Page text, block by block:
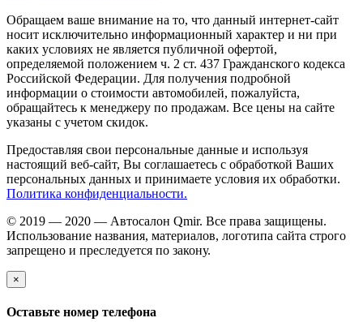
Обращаем ваше внимание на то, что данный интернет-сайт
носит исключительно информационный характер и ни при
каких условиях не является публичной офертой,
определяемой положением ч. 2 ст. 437 Гражданского кодекса
Российской Федерации. Для получения подробной
информации о стоимости автомобилей, пожалуйста,
обращайтесь к менеджеру по продажам. Все цены на сайте
указаны с учетом скидок.
Предоставляя свои персональные данные и используя
настоящий веб-сайт, Вы соглашаетесь с обработкой Ваших
персональных данных и принимаете условия их обработки.
Политика конфиденциальности.
© 2019 — 2020 — Автосалон Qmir. Все права защищены.
Использование названия, материалов, логотипа сайта строго
запрещено и преследуется по закону.
×
Оставьте номер телефона